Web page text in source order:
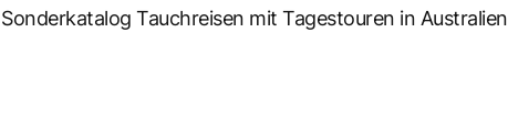
Sonderkatalog Tauchreisen mit Tagestouren in Australien